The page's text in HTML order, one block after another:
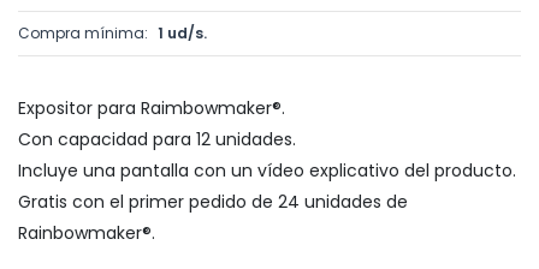
Compra mínima: 1 ud/s.
Expositor para Raimbowmaker®.
Con capacidad para 12 unidades.
Incluye una pantalla con un vídeo explicativo del producto.
Gratis con el primer pedido de 24 unidades de
Rainbowmaker®.